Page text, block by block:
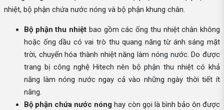
nhiệt, bộ phận chứa nước nóng và bộ phận khung chân.
Bộ phận thu nhiệt bao gồm các ống thu nhiệt chân không
hoặc ống dầu có vai trò thu quang năng từ ánh sáng mặt
trời, chuyển hóa thành nhiệt năng làm nóng nước. Do được
trang bị công nghệ Hitech nên bộ phận thu nhiệt có khả
năng làm nóng nước ngay cả vào những ngày thời tiết ít
năng.
Bộ phận chứa nước nóng hay còn gọi là bình bảo ôn được